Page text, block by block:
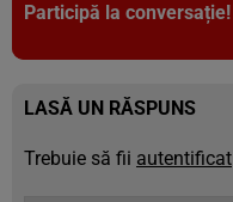
Participă la conversație!
LASĂ UN RĂSPUNS
Trebuie să fii autentificat